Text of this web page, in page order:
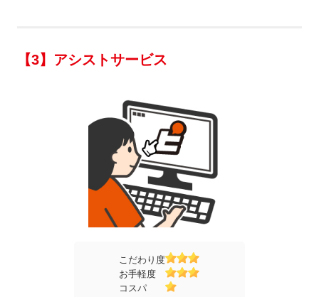
【3】アシストサービス
こだわり度
お手軽度
コスパ